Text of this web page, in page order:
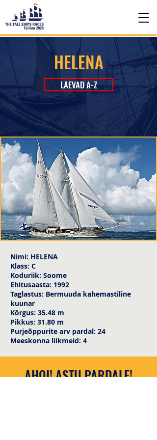
HELENA
LAEVAD A-Z
Nimi: HELENA
Klass: C
Koduriik: Soome
Ehitusaasta: 1992
Taglastus: Bermuuda kahemastiline
kuunar
Kõrgus: 35.48 m
Pikkus: 31.80 m
Purjeõppurite arv pardal: 24
Meeskonna liikmeid: 4
AHOI! ASTU PARDALE!